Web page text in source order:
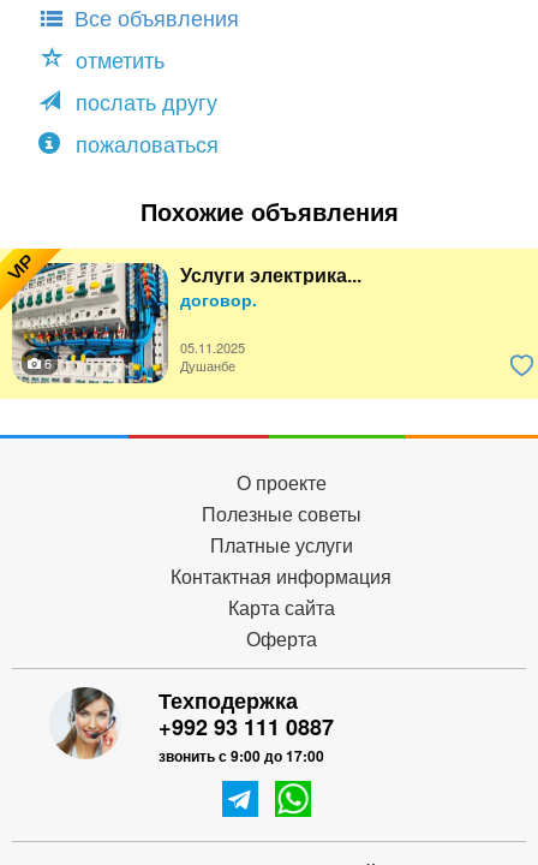
Все объявления
отметить
послать другу
пожаловаться
Похожие объявления
VIP Услуги электрика...
договор.
05.11.2025
6
Душанбе
О проекте
Полезные советы
Платные услуги
Контактная информация
Карта сайта
Оферта
Техподержка
+992 93 111 0887
звонить с 9:00 до 17:00